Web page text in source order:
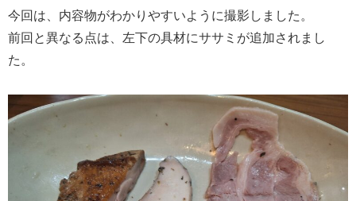
今回は、内容物がわかりやすいように撮影しました。
前回と異なる点は、左下の具材にササミが追加されまし
た。